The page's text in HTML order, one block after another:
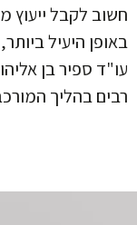
חשוב לקבל ייעוץ
באופן היעיל
עו"ד ספיר בן
רבים בהליך